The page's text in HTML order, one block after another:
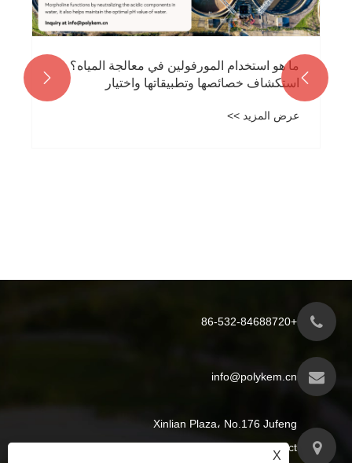
ما هو استخدام المورفولين في معالجة المياه؟
استكشاف خصائصها وتطبيقاتها واختيار
polykem!
عرض المزيد >>


+86-532-84688720
info@polykem.cn
Xinlian Plaza، No.176 Jufeng
X